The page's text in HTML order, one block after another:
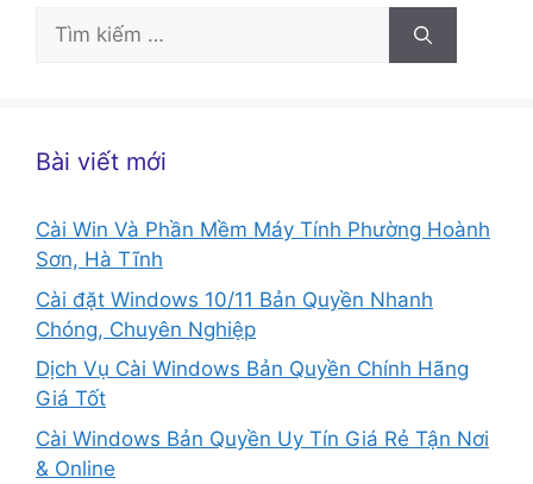
Tìm
Bài viết mới
Cài Win Và Phần Mềm Máy Tính Phường Hoành
Sơn, Hà Tĩnh
Cài đặt Windows 10/11 Bản Quyền Nhanh
Chóng, Chuyên Nghiệp
Dịch Vụ Cài Windows Bản Quyền Chính Hãng
Giá Tốt
Cài Windows Bản Quyền Uy Tín Giá Rẻ Tận Nơi
& Online